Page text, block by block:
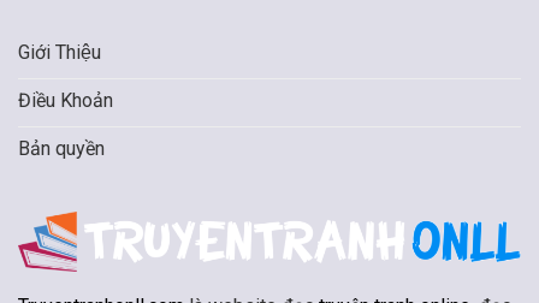
Giới Thiệu
Điều Khoản
Bản quyền